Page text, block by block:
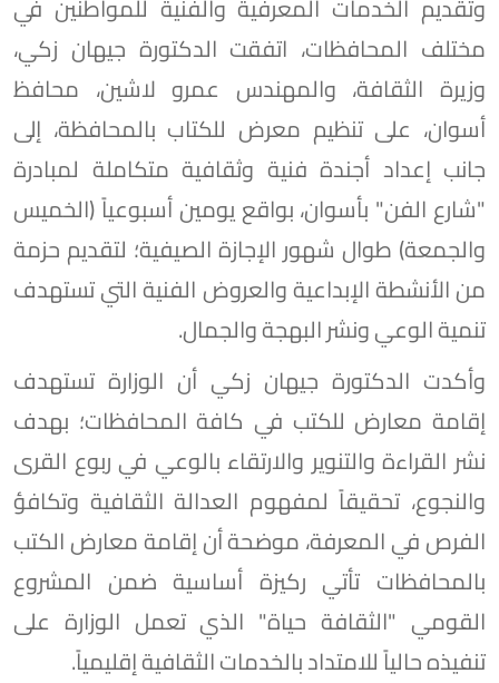
وتقديم الخدمات المعرفية والفنية للمواطنين في
مختلف المحافظات، اتفقت الدكتورة جيهان زكي،
وزيرة الثقافة، والمهندس عمرو لاشين، محافظ
أسوان، على تنظيم معرض للكتاب بالمحافظة، إلى
جانب إعداد أجندة فنية وثقافية متكاملة لمبادرة
"شارع الفن" بأسوان، بواقع يومين أسبوعياً (الخميس
والجمعة) طوال شهور الإجازة الصيفية؛ لتقديم حزمة
من الأنشطة الإبداعية والعروض الفنية التي تستهدف
تنمية الوعي ونشر البهجة والجمال.
وأكدت الدكتورة جيهان زكي أن الوزارة تستهدف
إقامة معارض للكتب في كافة المحافظات؛ بهدف
نشر القراءة والتنوير والارتقاء بالوعي في ربوع القرى
والنجوع، تحقيقاً لمفهوم العدالة الثقافية وتكافؤ
الفرص في المعرفة، موضحة أن إقامة معارض الكتب
بالمحافظات تأتي ركيزة أساسية ضمن المشروع
القومي "الثقافة حياة" الذي تعمل الوزارة على
تنفيذه حالياً للامتداد بالخدمات الثقافية إقليمياً.